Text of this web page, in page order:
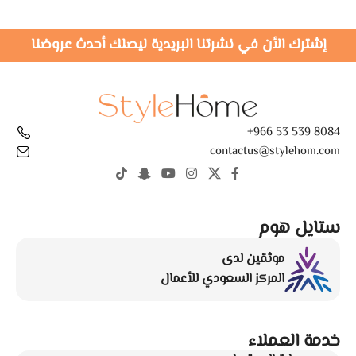
إشترك الأن في نشرتنا البريدية ليصلك أحدث عروضنا
ستايل هوم
موثقين لدى
المركز السعودي للأعمال
خدمة العملاء
8084 539 53 966+
contactus@stylehom.com